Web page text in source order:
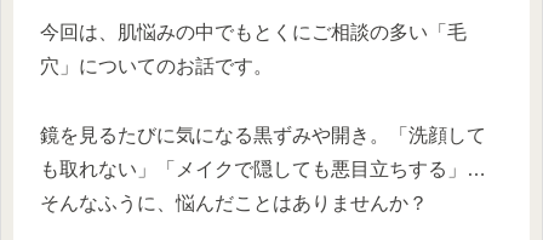
今回は、肌悩みの中でもとくにご相談の多い「毛
穴」についてのお話です。
鏡を見るたびに気になる黒ずみや開き。「洗顔して
も取れない」「メイクで隠しても悪目立ちする」…
そんなふうに、悩んだことはありませんか？